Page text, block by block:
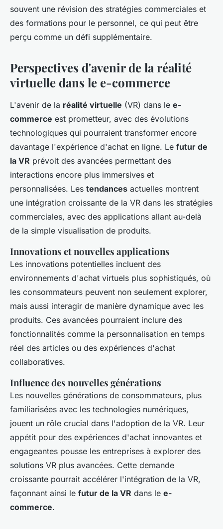
souvent une révision des stratégies commerciales et
des formations pour le personnel, ce qui peut être
perçu comme un défi supplémentaire.
Perspectives d'avenir de la réalité
virtuelle dans le e-commerce
L'avenir de la réalité virtuelle (VR) dans le e-
commerce est prometteur, avec des évolutions
technologiques qui pourraient transformer encore
davantage l'expérience d'achat en ligne. Le futur de
la VR prévoit des avancées permettant des
interactions encore plus immersives et
personnalisées. Les tendances actuelles montrent
une intégration croissante de la VR dans les stratégies
commerciales, avec des applications allant au-delà
de la simple visualisation de produits.
Innovations et nouvelles applications
Les innovations potentielles incluent des
environnements d'achat virtuels plus sophistiqués, où
les consommateurs peuvent non seulement explorer,
mais aussi interagir de manière dynamique avec les
produits. Ces avancées pourraient inclure des
fonctionnalités comme la personnalisation en temps
réel des articles ou des expériences d'achat
collaboratives.
Influence des nouvelles générations
Les nouvelles générations de consommateurs, plus
familiarisées avec les technologies numériques,
jouent un rôle crucial dans l'adoption de la VR. Leur
appétit pour des expériences d'achat innovantes et
engageantes pousse les entreprises à explorer des
solutions VR plus avancées. Cette demande
croissante pourrait accélérer l'intégration de la VR,
façonnant ainsi le futur de la VR dans le e-
commerce.